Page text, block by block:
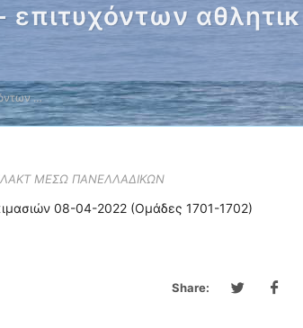
…
ΜΕΣΩ ΠΑΝΕΛΛΑΔΙΚΩΝ
08-04-2022 (Ομάδες 1701-1702)
Share: